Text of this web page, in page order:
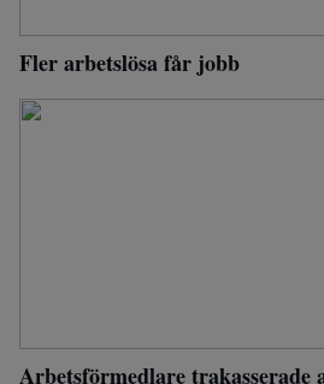
Fler arbetslösa får jobb
Arbetsförmedlare trakasserade